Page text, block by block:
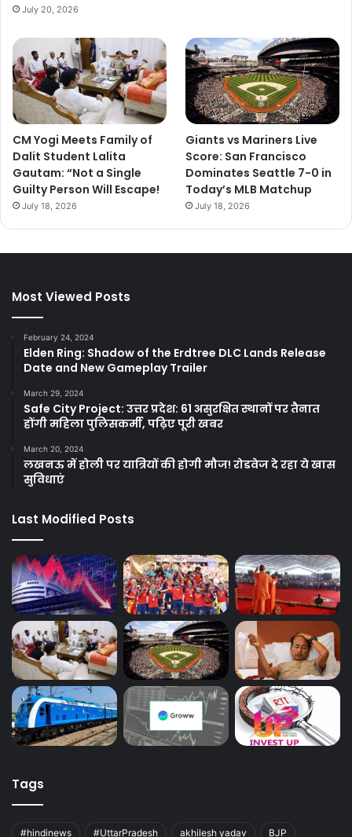
July 20, 2026
CM Yogi Meets Family of
Dalit Student Lalita
Gautam: “Not a Single
Guilty Person Will Escape!
July 18, 2026
Giants vs Mariners Live
Score: San Francisco
Dominates Seattle 7-0 in
Today’s MLB Matchup
July 18, 2026
Most Viewed Posts
February 24, 2024
Elden Ring: Shadow of the Erdtree DLC Lands Release
Date and New Gameplay Trailer
March 29, 2024
Safe City Project: उत्तर प्रदेश: 61 असुरक्षित स्थानों पर तैनात
होंगी महिला पुलिसकर्मी, पढ़िए पूरी खबर
March 20, 2024
लखनऊ में होली पर यात्रियों की होगी मौज! रोडवेज दे रहा ये खास
सुविधाएं
Last Modified Posts
Tags
#hindinews #UttarPradesh akhilesh yadav BJP